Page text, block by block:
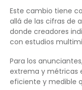
Este cambio tiene
allá de las cifras de
donde creadores
con estudios
Para los
extrema y métricas
eficiente y medible